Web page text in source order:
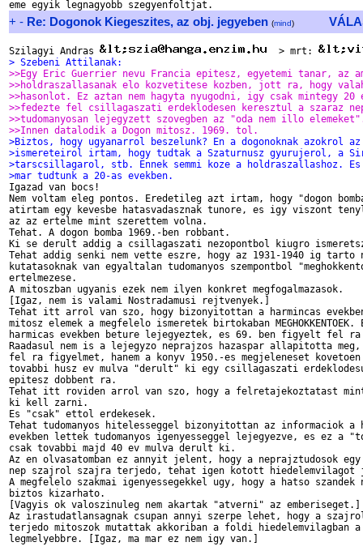
+ - Re: Dogonok Kiegeszites, az obj. jegyeben (mind)
Szilagyi Andras
  > mrt:
> Szebeni Attilanak:
>>Egy Eric Guerrier nevu Francia epitesz, egyetemi tanar, az
>>holdraszallasanak elo kozvetitese kozben, jott ra, hogy
>>hasonlot. Ez aztan nem hagyta nyugodni, igy csak mintegy 20
>>fedezte fel csillagaszati erdeklodesen keresztul a szaraz
>>tudomanyosan lejegyzett szovegben az "oda nem illo
>>Innen datalodik a Dogon mitosz. 1969. tol.
>Biztos, hogy ugyanarrol beszelunk? En a dogonoknak azokrol az
>ismereteirol irtam, hogy tudtak a Szaturnusz gyurujerol, a
>tarscsillagarol, stb. Ennek semmi koze a holdraszallashoz.
>mar tudtunk a 20-as evekben.
Igazad van bocs!
Nem voltam eleg pontos. Eredetileg azt irtam, hogy "dogon
atirtam egy kevesbe hatasvadasznak tunore, es igy viszont
az az ertelme mint szerettem volna.
Tehat. A dogon bomba 1969.-ben robbant.
Ki se derult addig a csillagaszati nezopontbol kiugro
Tehat addig senki nem vette eszre, hogy az 1931-1940 ig tarto
kutatasoknak van egyaltalan tudomanyos szempontbol
ertelmezese.
A mitoszban ugyanis ezek nem ilyen konkret megfogalmazasok.
[Igaz, nem is valami Nostradamusi rejtvenyek.]
Tehat itt arrol van szo, hogy bizonyitottan a harmincas
mitosz elemek a megfelelo ismeretek birtokaban MEGHOKKENTOEK.
harmicas evekben beture lejegyeztek, es 69. ben figyelt fel
Raadasul nem is a lejegyzo neprajzos hazaspar allapitotta
fel ra figyelmet, hanem a konyv 1950.-es megjeleneset
tovabbi husz ev mulva "derult" ki egy csillagaszati
epitesz dobbent ra.
Tehat itt roviden arrol van szo, hogy a felretajekoztatast
ki kell zarni.
Es "csak" ettol erdekesek.
Tehat tudomanyos hitelesseggel bizonyitottan az informaciok a
evekben lettek tudomanyos igenyesseggel lejegyezve, es ez a
csak tovabbi majd 40 ev mulva derult ki.
Az en olvasatomban ez annyit jelent, hogy a neprajztudosok
nep szajrol szajra terjedo, tehat igen kotott hiedelemvilagot
A megfelelo szakmai igenyessegekkel ugy, hogy a hatso szandek
biztos kizarhato.
[Vagyis ok valoszinuleg nem akartak "atverni" az emberiseget.]
Az irastudatlansagnak csupan annyi szerpe lehet, hogy a
terjedo mitoszok mutattak akkoriban a foldi hiedelemvilagban a
legmelyebbre. [Igaz, ma mar ez nem igy van.]